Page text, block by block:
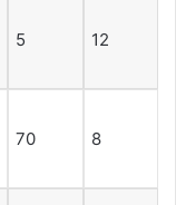
5 12
70 8